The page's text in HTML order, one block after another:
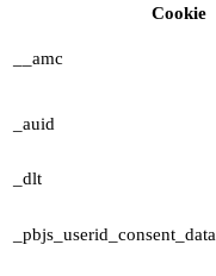
Cookie
__amc
_auid
_dlt
_pbjs_userid_consent_data